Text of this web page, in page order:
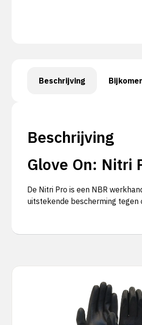
Beschrijving
Beschrijving
Glove On: Nitri
De Nitri Pro is een NBR
uitstekende bescherming